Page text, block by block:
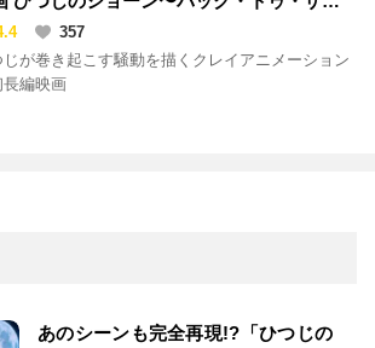
ム〜
357
じが巻き起こす騒動を描くクレイアニメーション
長編映画
あのシーンも完全再現!?「ひつじの